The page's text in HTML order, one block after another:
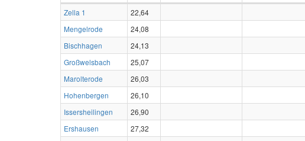
Zella 1
22,64
Mengelrode
24,08
Bischhagen
24,13
Großwelsbach
25,07
Marolterode
26,03
Hohenbergen
26,10
Issersheilingen
26,90
Ershausen
27,32